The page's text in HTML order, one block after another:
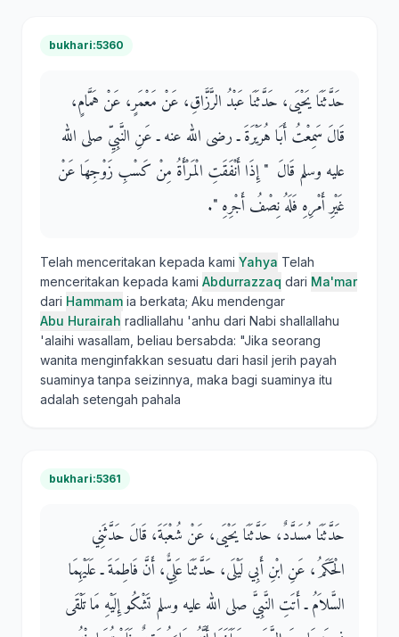
bukhari:5360
حَدَّثَنَا يَحْيَى، حَدَّثَنَا عَبْدُ الرَّزَّاقِ، عَنْ مَعْمَرٍ، عَنْ هَمَّامٍ،
قَالَ سَمِعْتُ أَبَا هُرَيْرَةَ ـ رضى الله عنه ـ عَنِ النَّبِيِّ صلى الله
عليه وسلم قَالَ ‏ "‏ إِذَا أَنْفَقَتِ الْمَرْأَةُ مِنْ كَسْبِ زَوْجِهَا عَنْ
غَيْرِ أَمْرِهِ فَلَهُ نِصْفُ أَجْرِهِ ‏"‏‏.‏
Telah menceritakan kepada kami Yahya Telah
menceritakan kepada kami Abdurrazzaq dari Ma'mar
dari Hammam ia berkata; Aku mendengar
Abu Hurairah radliallahu 'anhu dari Nabi shallallahu
'alaihi wasallam, beliau bersabda: "Jika seorang
wanita menginfakkan sesuatu dari hasil jerih payah
suaminya tanpa seizinnya, maka bagi suaminya itu
adalah setengah pahala
bukhari:5361
حَدَّثَنَا مُسَدَّدٌ، حَدَّثَنَا يَحْيَى، عَنْ شُعْبَةَ، قَالَ حَدَّثَنِي
الْحَكَمُ، عَنِ ابْنِ أَبِي لَيْلَى، حَدَّثَنَا عَلِيٌّ، أَنَّ فَاطِمَةَ ـ عَلَيْهِمَا
السَّلاَمُ ـ أَتَتِ النَّبِيَّ صلى الله عليه وسلم تَشْكُو إِلَيْهِ مَا تَلْقَى